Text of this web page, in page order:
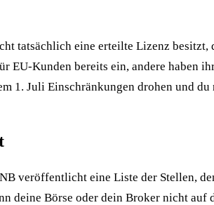
tatsächlich eine erteilte Lizenz
EU-Kunden bereits ein, andere haben
1. Juli Einschränkungen drohen und
veröffentlicht eine Liste der Stellen,
deine Börse oder dein Broker nicht